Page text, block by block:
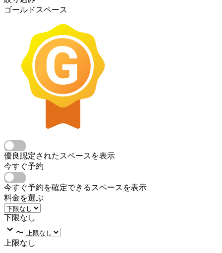
ゴールドスペース
優良認定されたスペースを表示
今すぐ予約
今すぐ予約を確定できるスペースを表示
料金を選ぶ
下限なし
〜
上限なし